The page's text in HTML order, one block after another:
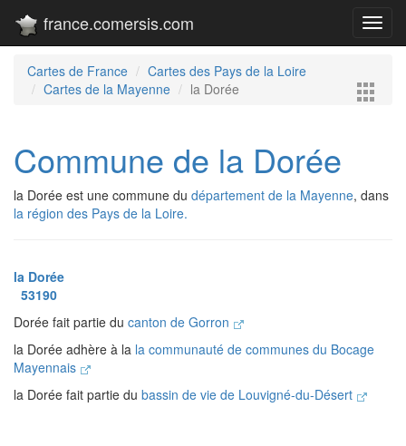
france.comersis.com
Cartes de France
Cartes des Pays de la Loire
Cartes de la Mayenne
la Dorée
Commune de la Dorée
la Dorée est une commune du département de la Mayenne, dans
la région des Pays de la Loire.
la Dorée
53190
Dorée fait partie du canton de Gorron
la Dorée adhère à la la communauté de communes du Bocage
Mayennais
la Dorée fait partie du bassin de vie de Louvigné-du-Désert